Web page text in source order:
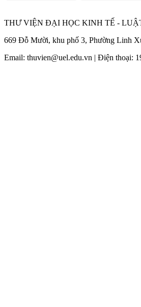
THƯ VIỆN ĐẠI HỌC KINH TẾ -
669 Đỗ Mười, khu phố 3, Phường Linh
Email: thuvien@uel.edu.vn | Điện thoại: